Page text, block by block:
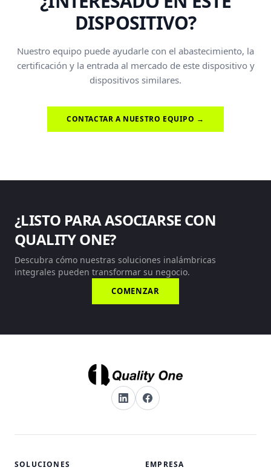
DISPOSITIVO?
Nuestro equipo puede ayudarle con el abastecimiento, la
certificación y la entrada al mercado de este dispositivo y
dispositivos similares.
CONTACTAR A NUESTRO EQUIPO →
¿LISTO PARA ASOCIARSE CON
QUALITY ONE?
Descubra cómo nuestras soluciones inalámbricas
integrales pueden transformar su negocio.
COMENZAR
SOLUCIONES EMPRESA